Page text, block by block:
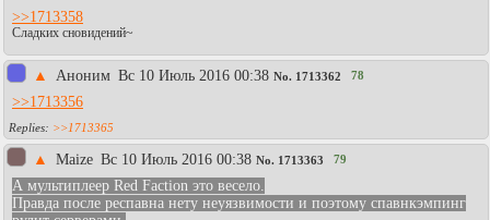
>>1713358
Сладких сновидений~
▲ Aнoним Вc 10 Июль 2016 00:38 No. 1713362 78
>>1713356
>>1713365
▲ Maize Вc 10 Июль 2016 00:38 No. 1713363 79
А мультиплеер Red Faction это весело.
Правда после респавна нету неуязвимости и поэтому спавнкэмпинг